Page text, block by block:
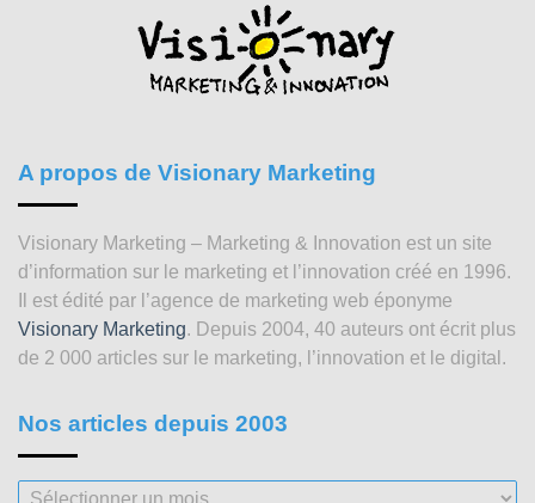
A propos de Visionary Marketing
Visionary Marketing – Marketing & Innovation est un site
d’information sur le marketing et l’innovation créé en 1996.
Il est édité par l’agence de marketing web éponyme
Visionary Marketing. Depuis 2004, 40 auteurs ont écrit plus
de 2 000 articles sur le marketing, l’innovation et le digital.
Nos articles depuis 2003
Nos